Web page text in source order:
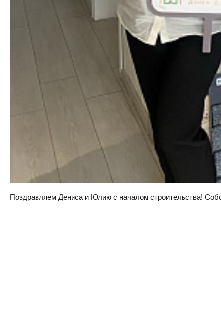
Поздравляем Дениса и Юлию с началом строительства!